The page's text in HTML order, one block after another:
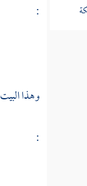
:
وهذا
: